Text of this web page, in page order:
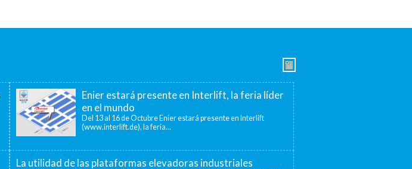
Enier estará presente en Interlift, la feria líder
en el mundo
Del 13 al 16 de Octubre Enier estará presente en Interlift
(www.interlift.de), la feria...
La utilidad de las plataformas elevadoras industriales